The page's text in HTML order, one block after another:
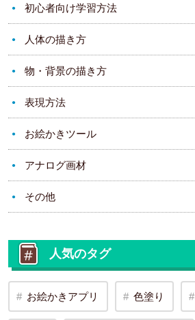
初心者向け学習方法
人体の描き方
物・背景の描き方
表現方法
お絵かきツール
アナログ画材
その他
人気のタグ
お絵かきアプリ 色塗り